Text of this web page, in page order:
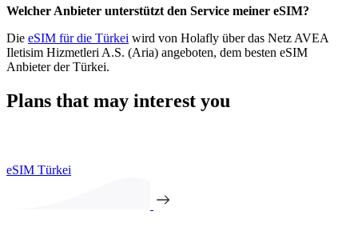
Welcher Anbieter unterstützt den Service meiner eSIM?
Die eSIM für die Türkei wird von Holafly über das Netz AVEA
Iletisim Hizmetleri A.S. (Aria) angeboten, dem besten eSIM
Anbieter der Türkei.
Plans that may interest you
eSIM Türkei